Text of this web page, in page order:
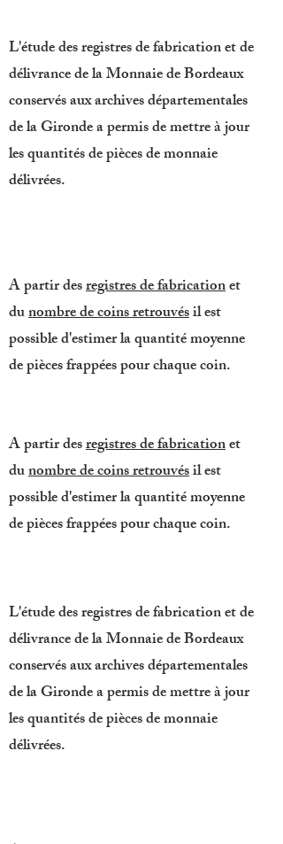
L'étude des registres de fabrication et de
délivrance de la Monnaie de Bordeaux
conservés aux archives départementales
de la Gironde a permis de mettre à jour
les quantités de pièces de monnaie
délivrées.
L'étude des registres de fabrication et de
délivrance de la Monnaie de Bordeaux
conservés aux archives départementales
de la Gironde a permis de mettre à jour
les quantités de pièces de monnaie
délivrées.
A partir desregistres de fabricationet
dunombre de coins retrouvésil est
possible d'estimer la quantité moyenne
de pièces frappées pour chaque coin.
A partir desregistres de fabricationet
dunombre de coins retrouvésil est
possible d'estimer la quantité moyenne
de pièces frappées pour chaque coin.